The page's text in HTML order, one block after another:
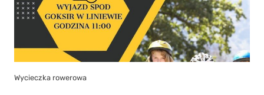
Wycieczka rowerowa